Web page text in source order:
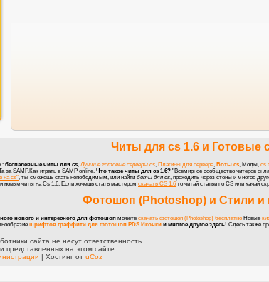
Читы для cs 1.6 и Готовые
: беспалевные читы для cs Лучшие готовые серверы cs Плагины для сервера Боты cs , Моды, cs
sa SAMP,Как играть в SAMP online. Что такое читы для cs 1.6? "Всемирное сообщество читеров
на cs" , ты сможешь стать непобедимым, или найти боты для cs , проходить через стены и многое
, и новые читы на Cs 1.6 . Если хочешь стать мастером скачать CS 1.6 то читай статьи по CS или качай
Фотошоп (Photoshop)и Стили и
нового и интересного для фотошоп можете скачать фотошоп (Photoshop) бесплатно Новые
шрифтов граффити для фотошоп.PDS Иконки и многое другое здесь! Сдесь также
сайта не несут ответственность
на этом сайте.
| Хостинг от uCoz